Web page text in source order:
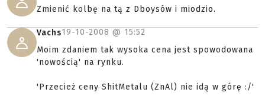
Zmienić kolbę na tą z Dboysów i miodzio.
Vachs19-10-2008 @ 15:52
Moim zdaniem tak wysoka cena jest spowodowana
'nowością' na rynku.
'Przecież ceny ShitMetalu (ZnAl) nie idą w górę :/'